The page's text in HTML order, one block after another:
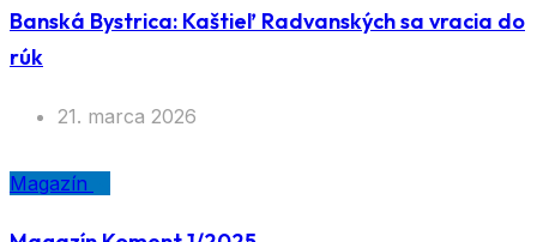
Banská Bystrica: Kaštieľ Radvanských sa vracia do
rúk
21. marca 2026
Magazín